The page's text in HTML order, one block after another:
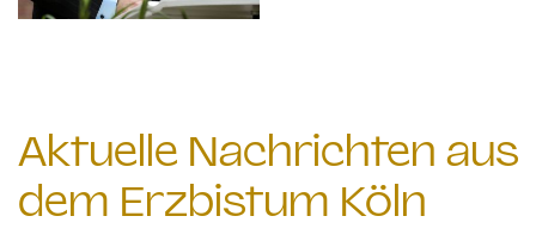
Aktuelle Nachrichten aus
dem Erzbistum Köln